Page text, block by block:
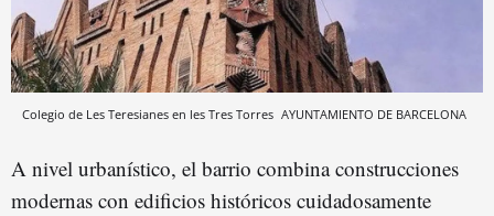
Colegio de Les Teresianes en les Tres Torres AYUNTAMIENTO DE BARCELONA
A nivel urbanístico, el barrio combina construcciones
modernas con edificios históricos cuidadosamente